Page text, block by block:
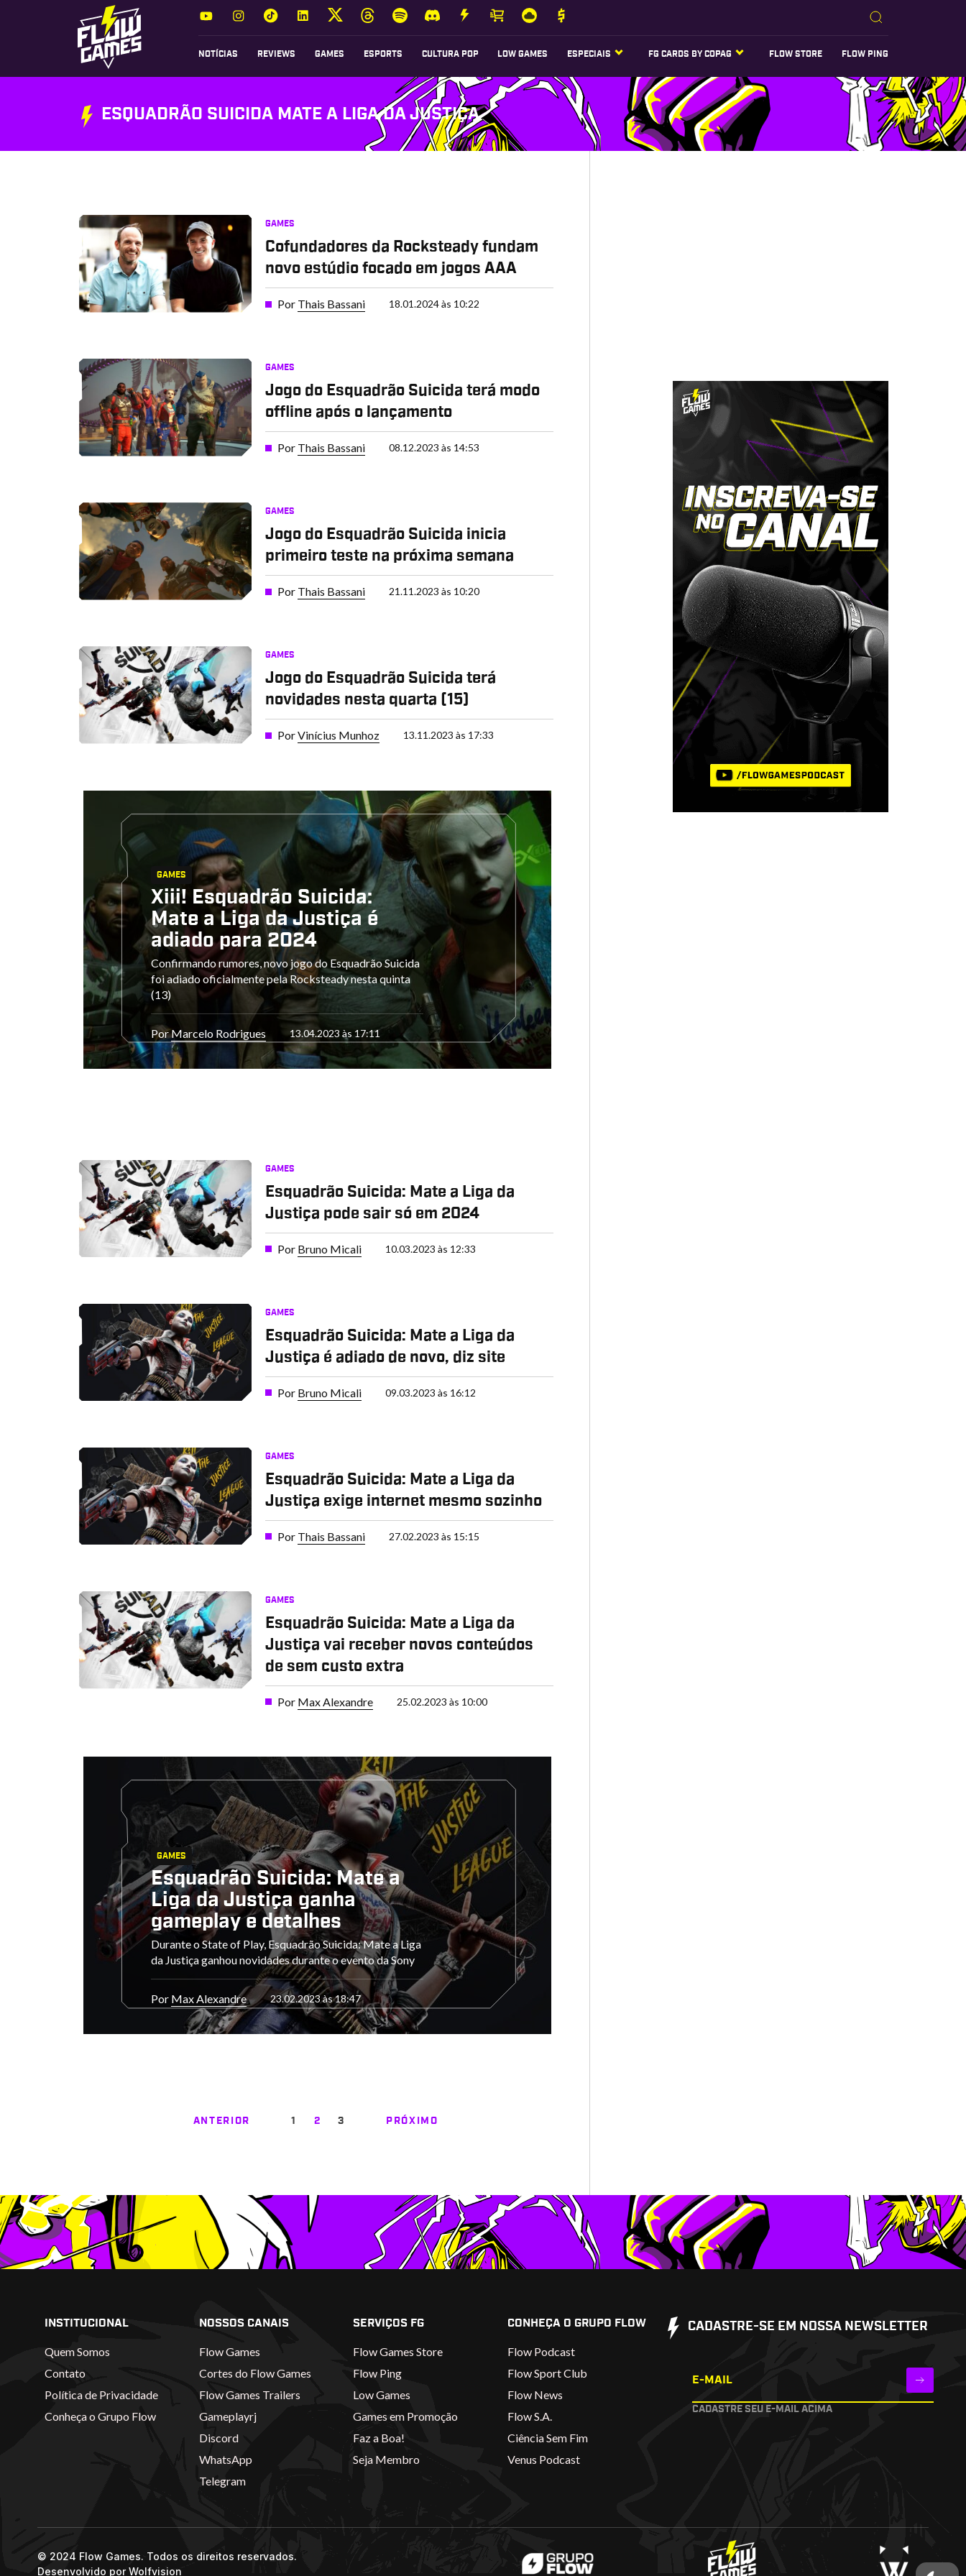
NOTÍCIAS REVIEWS GAMES ESPORTS CULTURA POP LOW GAMES ESPECIAIS FG CARDS BY COPAG FLOW STORE FLOW PING
ESQUADRÃO SUICIDA MATE A LIGA DA JUSTIÇA
GAMES
Cofundadores da Rocksteady fundam
novo estúdio focado em jogos AAA
Por Thais Bassani 18.01.2024 às 10:22
GAMES
Jogo do Esquadrão Suicida terá modo
offline após o lançamento
Por Thais Bassani 08.12.2023 às 14:53
GAMES
Jogo do Esquadrão Suicida inicia
primeiro teste na próxima semana
Por Thais Bassani 21.11.2023 às 10:20
GAMES
Jogo do Esquadrão Suicida terá
novidades nesta quarta (15)
PorVinícius Munhoz 13.11.2023 às 17:33
GAMES
Xiii! Esquadrão Suicida:
Mate a Liga da Justiça é
adiado para 2024
Confirmando rumores, novo jogo do Esquadrão Suicida
foi adiado oficialmente pela Rocksteady nesta quinta
(13)
PorMarcelo Rodrigues 13.04.2023 às 17:11
GAMES
Esquadrão Suicida: Mate a Liga da
Justiça pode sair só em 2024
Por Bruno Micali 10.03.2023 às 12:33
GAMES
Esquadrão Suicida: Mate a Liga da
Justiça é adiado de novo, diz site
Por Bruno Micali 09.03.2023 às 16:12
GAMES
Esquadrão Suicida: Mate a Liga da
Justiça exige internet mesmo sozinho
Por Thais Bassani 27.02.2023 às 15:15
GAMES
Esquadrão Suicida: Mate a Liga da
Justiça vai receber novos conteúdos
de sem custo extra
Por Max Alexandre 25.02.2023 às 10:00
GAMES
Esquadrão Suicida: Mate a
Liga da Justiça ganha
gameplay e detalhes
Durante o State of Play, Esquadrão Suicida: Mate a Liga
da Justiça ganhou novidades durante o evento da Sony
Por Max Alexandre 23.02.2023 às 18:47
ANTERIOR 1 2 3 PRÓXIMO
INSTITUCIONAL
Quem Somos
Contato
Política de Privacidade
Conheça o Grupo Flow
NOSSOS CANAIS
Flow Games
Cortes do Flow Games
Flow Games Trailers
Gameplayrj
Discord
WhatsApp
Telegram
SERVIÇOS FG
Flow Games Store
Flow Ping
Low Games
Games em Promoção
Faz a Boa!
Seja Membro
CONHEÇA O GRUPO FLOW
Flow Podcast
Flow Sport Club
Flow News
Flow S.A.
Ciência Sem Fim
Venus Podcast
CADASTRE-SE EM NOSSA NEWSLETTER
E-MAIL
CADASTRE SEU E-MAIL ACIMA
© 2024 Flow Games. Todos os direitos reservados.
Desenvolvido porWolfvision